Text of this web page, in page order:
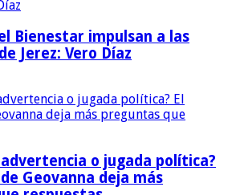
Bienestar impulsan a las
Jerez: Vero Díaz
o jugada política?
Geovanna deja más